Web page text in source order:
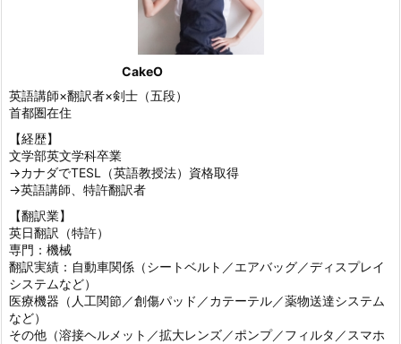
CakeO
英語講師×翻訳者×剣士（五段）
首都圏在住
【経歴】
文学部英文学科卒業
→カナダでTESL（英語教授法）資格取得
→英語講師、特許翻訳者
【翻訳業】
英日翻訳（特許）
専門：機械
翻訳実績：自動車関係（シートベルト／エアバッグ／ディスプレイ
システムなど）
医療機器（人工関節／創傷パッド／カテーテル／薬物送達システム
など）
その他（溶接ヘルメット／拡大レンズ／ポンプ／フィルタ／スマホ